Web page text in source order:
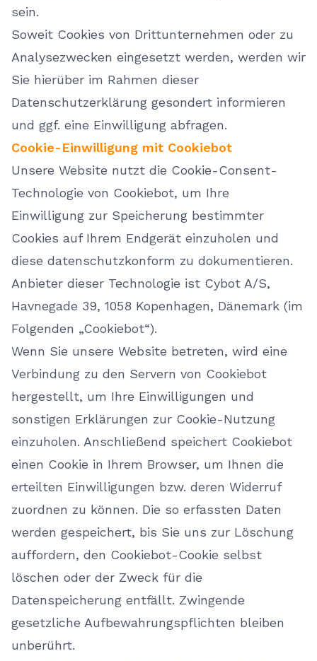
sein.
Soweit Cookies von Drittunternehmen oder zu
Analysezwecken eingesetzt werden, werden wir
Sie hierüber im Rahmen dieser
Datenschutzerklärung gesondert informieren
und ggf. eine Einwilligung abfragen.
Cookie-Einwilligung mit Cookiebot
Unsere Website nutzt die Cookie-Consent-
Technologie von Cookiebot, um Ihre
Einwilligung zur Speicherung bestimmter
Cookies auf Ihrem Endgerät einzuholen und
diese datenschutzkonform zu dokumentieren.
Anbieter dieser Technologie ist Cybot A/S,
Havnegade 39, 1058 Kopenhagen, Dänemark (im
Folgenden „Cookiebot“).
Wenn Sie unsere Website betreten, wird eine
Verbindung zu den Servern von Cookiebot
hergestellt, um Ihre Einwilligungen und
sonstigen Erklärungen zur Cookie-Nutzung
einzuholen. Anschließend speichert Cookiebot
einen Cookie in Ihrem Browser, um Ihnen die
erteilten Einwilligungen bzw. deren Widerruf
zuordnen zu können. Die so erfassten Daten
werden gespeichert, bis Sie uns zur Löschung
auffordern, den Cookiebot-Cookie selbst
löschen oder der Zweck für die
Datenspeicherung entfällt. Zwingende
gesetzliche Aufbewahrungspflichten bleiben
unberührt.